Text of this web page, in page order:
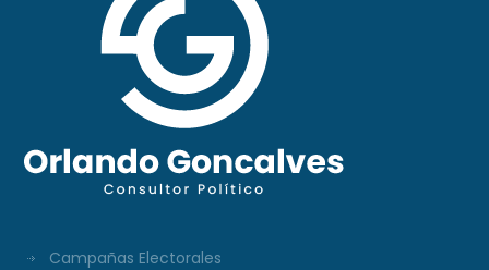
Campañas Electorales